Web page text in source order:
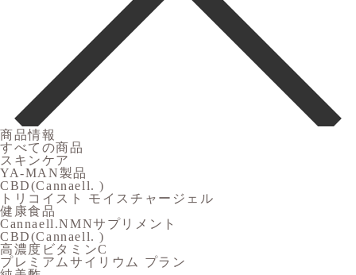
商品情報
すべての商品
スキンケア
YA-MAN製品
CBD(Cannaell. )
トリコイスト モイスチャージェル
健康食品
Cannaell.NMNサプリメント
CBD(Cannaell. )
高濃度ビタミンC
プレミアムサイリウム プラン